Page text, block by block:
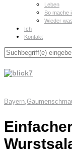
Leben
So mache
Wieder
Ich
Kontakt
Bayern,